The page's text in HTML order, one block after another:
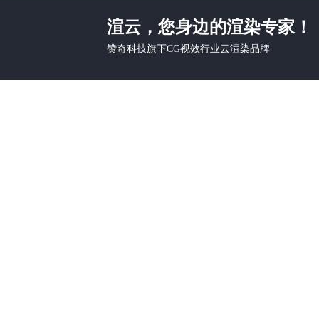
渲云，您身边的渲染专家！
赞奇科技旗下CG视效行业云渲染品牌